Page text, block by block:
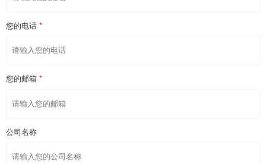
您的电话
您的邮箱
公司名称